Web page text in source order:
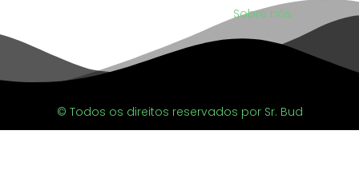
Sobre nós
© Todos os direitos reservados por Sr. Bud